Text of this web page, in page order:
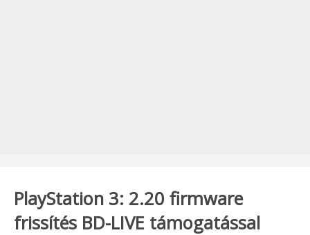
PlayStation 3: 2.20 firmware
frissítés BD-LIVE támogatással